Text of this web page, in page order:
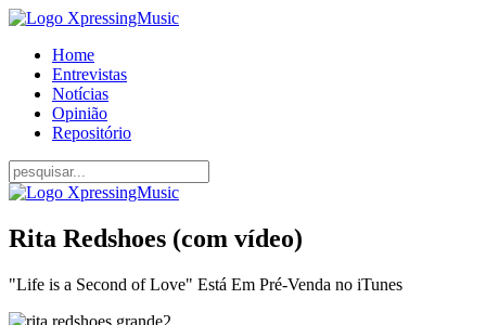
Home
Entrevistas
Notícias
Opinião
Repositório
Rita Redshoes (com vídeo)
"Life is a Second of Love" Está Em Pré-Venda no iTunes